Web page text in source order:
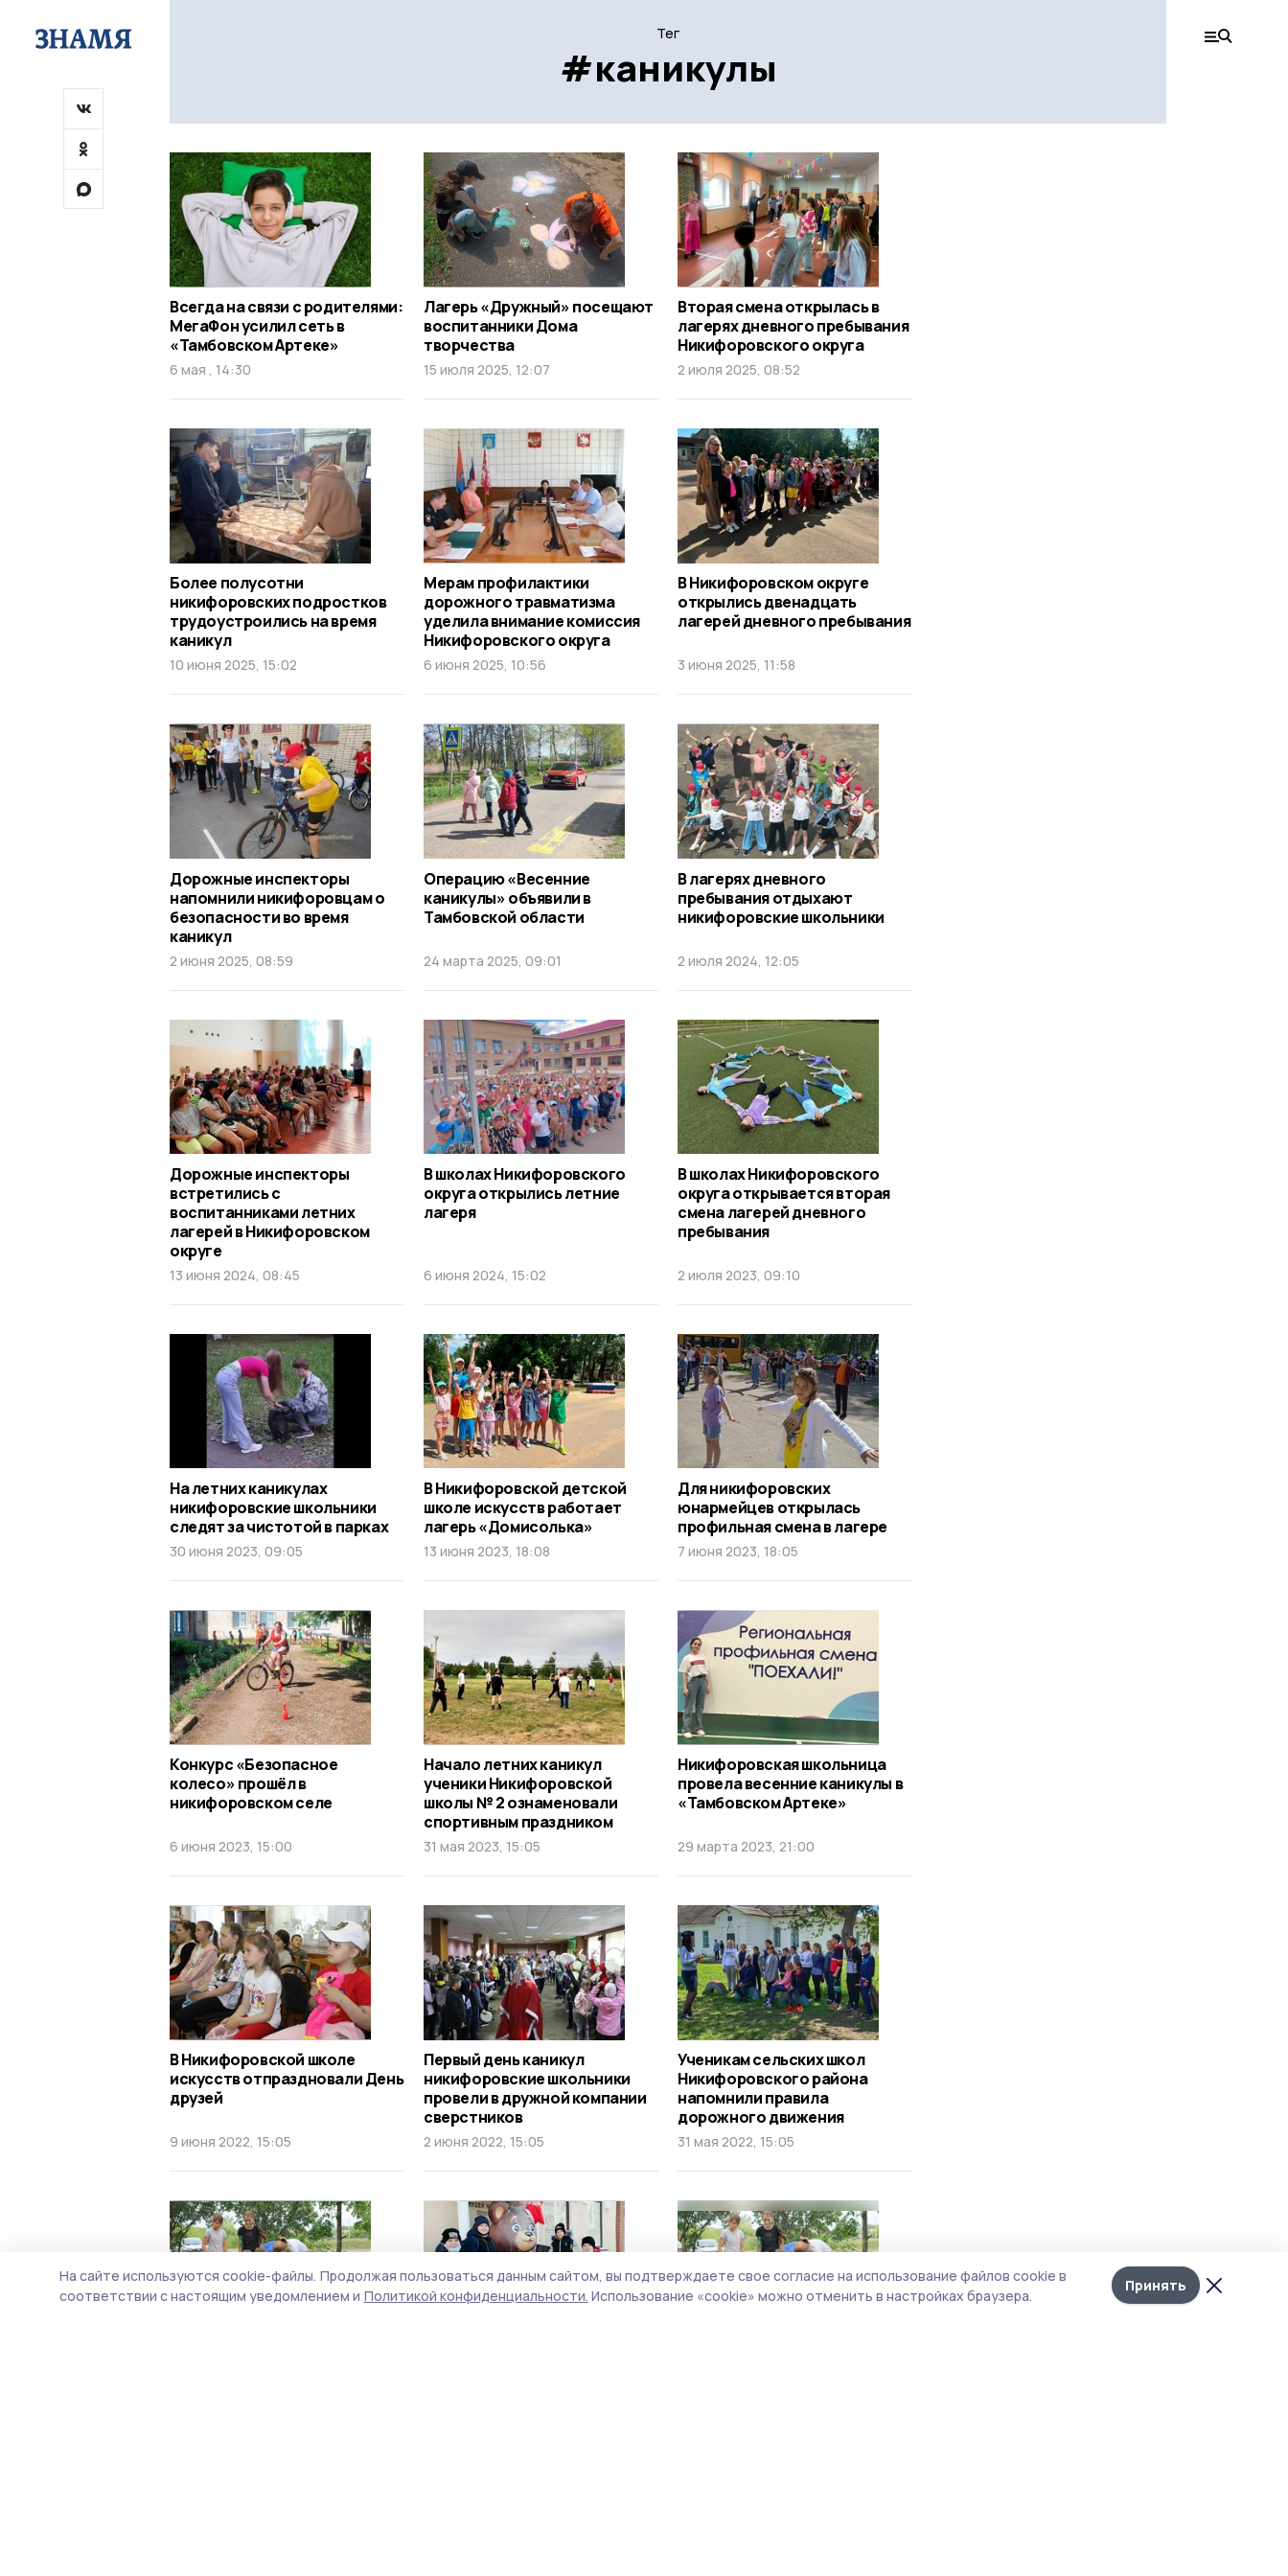
Тег
#каникулы
Всегда на связи с родителями:
МегаФон усилил сеть в
«Тамбовском Артеке»
6 мая , 14:30
Лагерь «Дружный» посещают
воспитанники Дома
творчества
15 июля 2025, 12:07
Вторая смена открылась в
лагерях дневного пребывания
Никифоровского округа
2 июля 2025, 08:52
Более полусотни
никифоровских подростков
трудоустроились на время
каникул
10 июня 2025, 15:02
Мерам профилактики
дорожного травматизма
уделила внимание комиссия
Никифоровского округа
6 июня 2025, 10:56
В Никифоровском округе
открылись двенадцать
лагерей дневного пребывания
3 июня 2025, 11:58
Дорожные инспекторы
напомнили никифоровцам о
безопасности во время
каникул
2 июня 2025, 08:59
Операцию «Весенние
каникулы» объявили в
Тамбовской области
24 марта 2025, 09:01
В лагерях дневного
пребывания отдыхают
никифоровские школьники
2 июля 2024, 12:05
Дорожные инспекторы
встретились с
воспитанниками летних
лагерей в Никифоровском
округе
13 июня 2024, 08:45
В школах Никифоровского
округа открылись летние
лагеря
6 июня 2024, 15:02
В школах Никифоровского
округа открывается вторая
смена лагерей дневного
пребывания
2 июля 2023, 09:10
На летних каникулах
никифоровские школьники
следят за чистотой в парках
30 июня 2023, 09:05
В Никифоровской детской
школе искусств работает
лагерь «Домисолька»
13 июня 2023, 18:08
Для никифоровских
юнармейцев открылась
профильная смена в лагере
7 июня 2023, 18:05
Конкурс «Безопасное
колесо» прошёл в
никифоровском селе
6 июня 2023, 15:00
Начало летних каникул
ученики Никифоровской
школы № 2 ознаменовали
спортивным праздником
31 мая 2023, 15:05
Никифоровская школьница
провела весенние каникулы в
«Тамбовском Артеке»
29 марта 2023, 21:00
В Никифоровской школе
искусств отпраздновали День
друзей
9 июня 2022, 15:05
Первый день каникул
никифоровские школьники
провели в дружной компании
сверстников
2 июня 2022, 15:05
Ученикам сельских школ
Никифоровского района
напомнили правила
дорожного движения
31 мая 2022, 15:05
На сайте используются cookie-файлы. Продолжая пользоваться данным сайтом, вы подтверждаете свое согласие на использование файлов cookie в
соответствии с настоящим уведомлением и Политикой конфиденциальности. Использование «cookie» можно отменить в настройках браузера.
Принять